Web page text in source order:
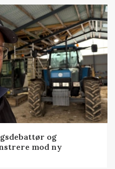
og
mod ny